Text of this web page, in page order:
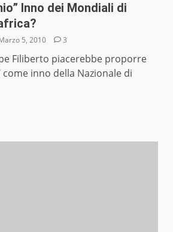
Inno dei Mondiali di
5, 2010 3
Filiberto piacerebbe proporre
come inno della Nazionale di